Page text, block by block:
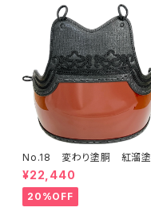
No.18 変わり塗胴 紅溜塗
大サイズ 一般用M
¥22,440
20%OFF